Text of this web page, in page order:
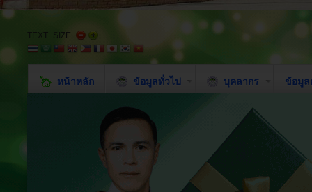
TEXT_SIZE
หน้าหลัก ข้อมูลทั่วไป บุคลากร ข้อมูล